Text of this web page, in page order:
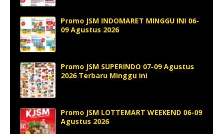
Promo JSM INDOMARET MINGGU INI 06-
09 Agustus 2026
Promo JSM SUPERINDO 07-09 Agustus
2026 Terbaru Minggu ini
Promo JSM LOTTEMART WEEKEND 06-09
Agustus 2026